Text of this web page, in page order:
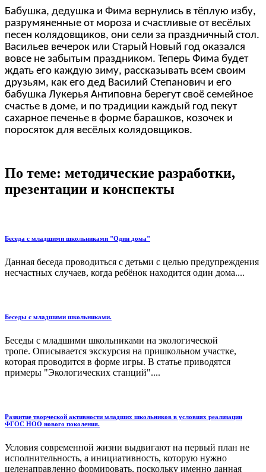
Бабушка, дедушка и Фима вернулись в тёплую избу,
разрумяненные от мороза и счастливые от весёлых
песен колядовщиков, они сели за праздничный стол.
Васильев вечерок или Старый Новый год оказался
вовсе не забытым праздником. Теперь Фима будет
ждать его каждую зиму, рассказывать всем своим
друзьям, как его дед Василий Степанович и его
бабушка Лукерья Антиповна берегут своё семейное
счастье в доме, и по традиции каждый год пекут
сахарное печенье в форме барашков, козочек и
поросяток для весёлых колядовщиков.
По теме: методические разработки,
презентации и конспекты
Беседа с младшими школьниками "Один дома"
Данная беседа проводиться с детьми с целью предупреждения
несчастных случаев, когда ребёнок находится один дома....
Беседы с младшими школьниками.
Беседы с младшими школьниками на экологической
тропе. Описывается экскурсия на пришкольном участке,
которая проводится в форме игры. В статье приводятся
примеры "Экологических станций"....
Развитие творческой активности младших школьников в условиях реализации
ФГОС НОО нового поколения.
Условия современной жизни выдвигают на первый план не
исполнительность, а инициативность, которую нужно
целенаправленно формировать, поскольку именно данная